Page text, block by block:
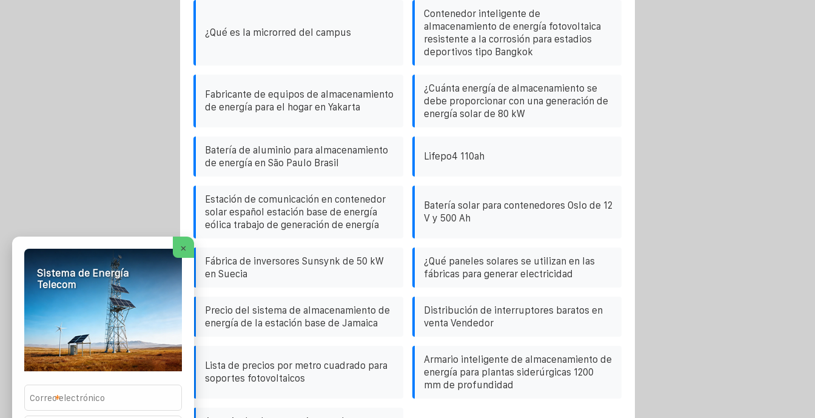
¿Qué es la microrred del campus
Contenedor inteligente de
almacenamiento de energía fotovoltaica
resistente a la corrosión para estadios
deportivos tipo Bangkok
Fabricante de equipos de almacenamiento
de energía para el hogar en Yakarta
¿Cuánta energía de almacenamiento se
debe proporcionar con una generación de
energía solar de 80 kW
Batería de aluminio para almacenamiento
de energía en São Paulo Brasil
Lifepo4 110ah
Estación de comunicación en contenedor
solar español estación base de energía
eólica trabajo de generación de energía
Batería solar para contenedores Oslo de 12
V y 500 Ah
Fábrica de inversores Sunsynk de 50 kW
en Suecia
¿Qué paneles solares se utilizan en las
fábricas para generar electricidad
Precio del sistema de almacenamiento de
energía de la estación base de Jamaica
Distribución de interruptores baratos en
venta Vendedor
Lista de precios por metro cuadrado para
soportes fotovoltaicos
Armario inteligente de almacenamiento de
energía para plantas siderúrgicas 1200
mm de profundidad
×
Sistema de Energía
Telecom
*